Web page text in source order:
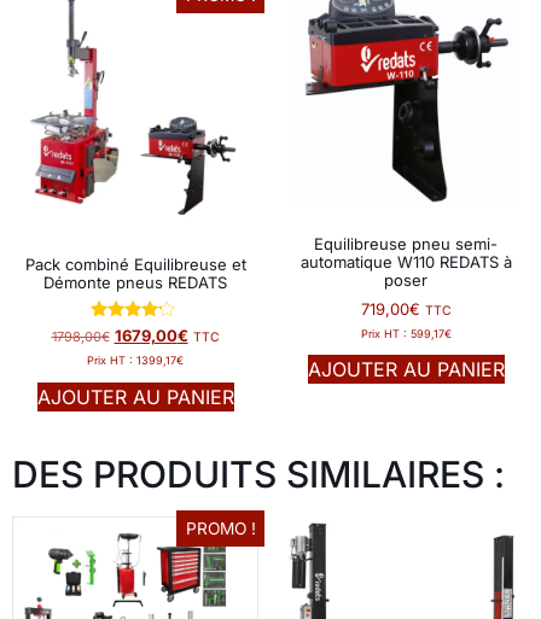
Pack combiné Equilibreuse et
Démonte pneus REDATS
Note
4.00
sur 5
1798,00€ 1679,00€ TTC
Prix HT : 1399,17€
AJOUTER AU PANIER
Equilibreuse pneu semi-
automatique W110 REDATS à
poser
719,00€ TTC
Prix HT : 599,17€
AJOUTER AU PANIER
DES PRODUITS SIMILAIRES :
PROMO !